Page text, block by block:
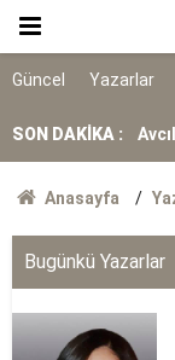
Güncel Yazarlar
SON DAKİKA :
Anasayfa
Bugünkü Yazarlar